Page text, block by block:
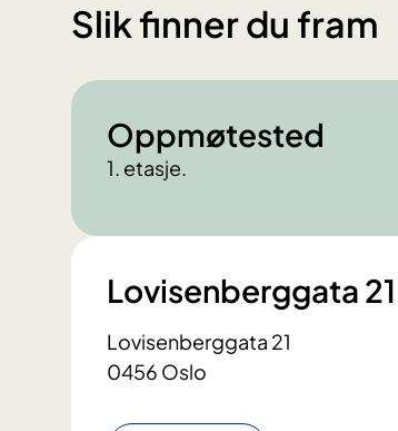
Slik finner du fram
Oppmøtested
1. etasje.
Lovisenberggata 21
Lovisenberggata 21
0456 Oslo